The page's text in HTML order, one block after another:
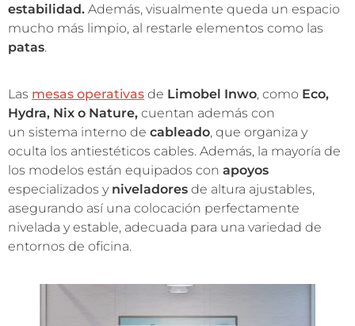
estabilidad. Además, visualmente queda un espacio
mucho más limpio, al restarle elementos como las
patas.
Las mesas operativas de Limobel Inwo, como Eco,
Hydra, Nix o Nature, cuentan además con
un sistema interno de cableado, que organiza y
oculta los antiestéticos cables. Además, la mayoría de
los modelos están equipados con apoyos
especializados y niveladores de altura ajustables,
asegurando así una colocación perfectamente
nivelada y estable, adecuada para una variedad de
entornos de oficina.